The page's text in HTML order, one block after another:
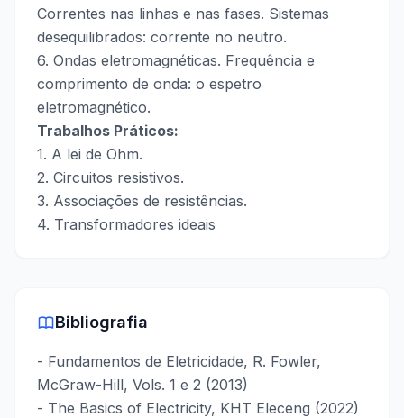
Correntes nas linhas e nas fases. Sistemas
desequilibrados: corrente no neutro.
6. Ondas eletromagnéticas. Frequência e
comprimento de onda: o espetro
eletromagnético.
Trabalhos Práticos:
1. A lei de Ohm.
2. Circuitos resistivos.
3. Associações de resistências.
4. Transformadores ideais
Bibliografia
- Fundamentos de Eletricidade, R. Fowler,
McGraw-Hill, Vols. 1 e 2 (2013)
- The Basics of Electricity, KHT Eleceng (2022)